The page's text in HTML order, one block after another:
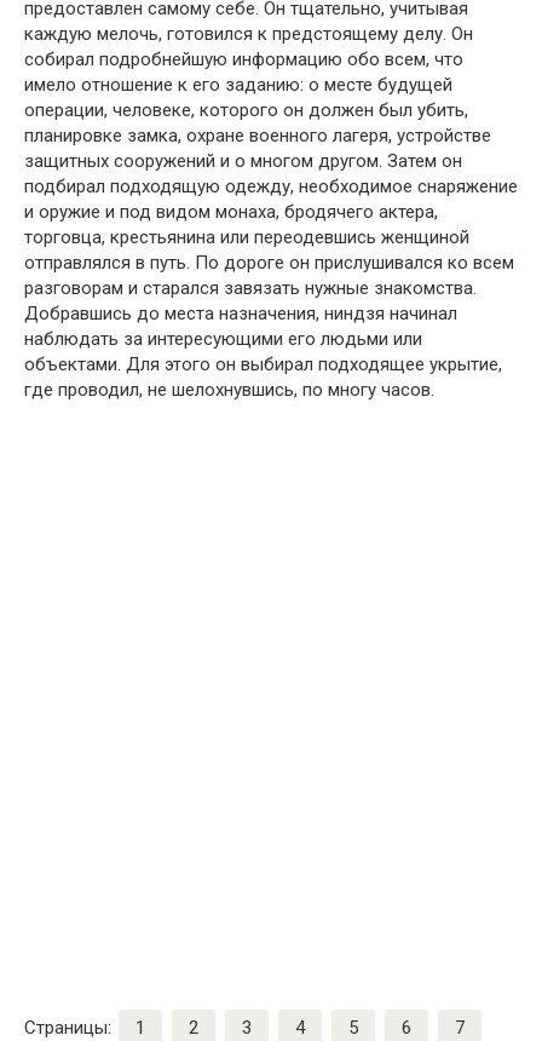
предоставлен самому себе. Он тщательно, учитывая
каждую мелочь, готовился к предстоящему делу. Он
собирал подробнейшую информацию обо всем, что
имело отношение к его заданию: о месте будущей
операции, человеке, которого он должен был убить,
планировке замка, охране военного лагеря, устройстве
защитных сооружений и о многом другом. Затем он
подбирал подходящую одежду, необходимое снаряжение
и оружие и под видом монаха, бродячего актера,
торговца, крестьянина или переодевшись женщиной
отправлялся в путь. По дороге он прислушивался ко всем
разговорам и старался завязать нужные знакомства.
Добравшись до места назначения, ниндзя начинал
наблюдать за интересующими его людьми или
объектами. Для этого он выбирал подходящее укрытие,
где проводил, не шелохнувшись, по многу часов.
Страницы: 1 2 3 4 5 6 7